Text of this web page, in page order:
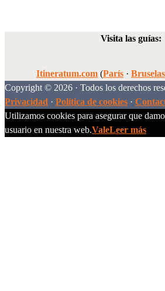
Visita las guías:
Itineratum.com (París · Bruselas
Copyright © 2026 · Todos los derechos
Privacidad · Política de cookies ·
Utilizamos cookies para asegurar que
usuario en nuestra web.ValeLeer más